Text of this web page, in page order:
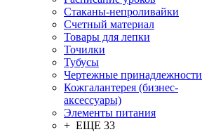
Стаканы-непроливайки
Счетный материал
Товары для лепки
Точилки
Тубусы
Чертежные принадлежности
Кожгалантерея (бизнес-
аксессуары)
Элементы питания
+ ЕЩЕ 33